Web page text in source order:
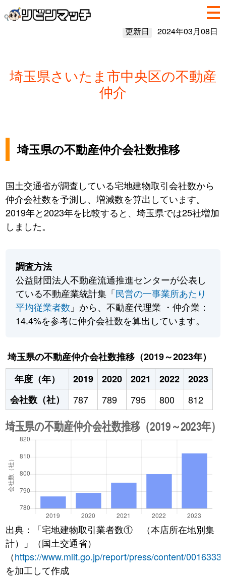
更新日 2024年03月08日
埼玉県さいたま市中央区の不動産
仲介
埼玉県の不動産仲介会社数推移
国土交通省が調査している宅地建物取引会社数から
仲介会社数を予測し、増減数を算出しています。
2019年と2023年を比較すると、埼玉県では25社増加
しました。
調査方法
公益財団法人不動産流通推進センターが公表し
ている不動産業統計集「民営の一事業所あたり
平均従業者数 」から、不動産代理業 ・仲介業：
14.4%を参考に仲介会社数を算出しています。
埼玉県の不動産仲介会社数推移（2019～2023年）
年度（年）
2019 2020 2021 2022
2023
会社数（社）
787 789 795 800 812
出典：「宅地建物取引業者数① （本店所在地別集
計）」（国土交通省）
（https://www.mlit.go.jp/report/press/content/
を加工して作成